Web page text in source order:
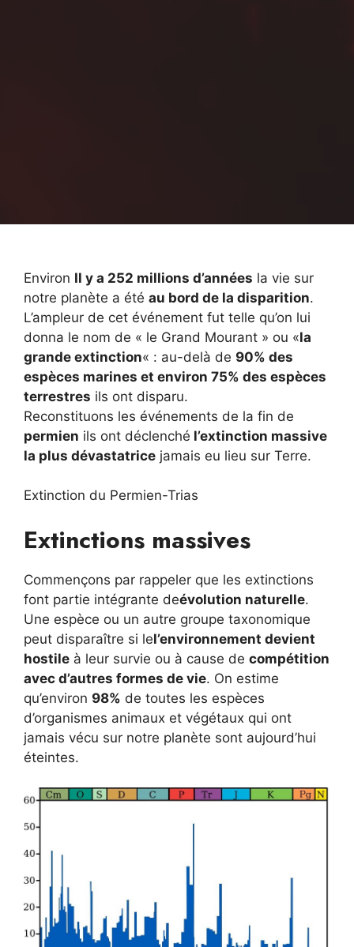
Environ Il y a 252 millions d’années la vie sur
notre planète a été au bord de la disparition.
L’ampleur de cet événement fut telle qu’on lui
donna le nom de « le Grand Mourant » ou «la
grande extinction« : au-delà de 90% des
espèces marines et environ 75% des espèces
terrestres ils ont disparu.
Reconstituons les événements de la fin de
permien ils ont déclenché l’extinction massive
la plus dévastatrice jamais eu lieu sur Terre.
Extinction du Permien-Trias
Extinctions massives
Commençons par rappeler que les extinctions
font partie intégrante deévolution naturelle.
Une espèce ou un autre groupe taxonomique
peut disparaître si lel’environnement devient
hostile à leur survie ou à cause de compétition
avec d’autres formes de vie. On estime
qu’environ 98% de toutes les espèces
d’organismes animaux et végétaux qui ont
jamais vécu sur notre planète sont aujourd’hui
éteintes.